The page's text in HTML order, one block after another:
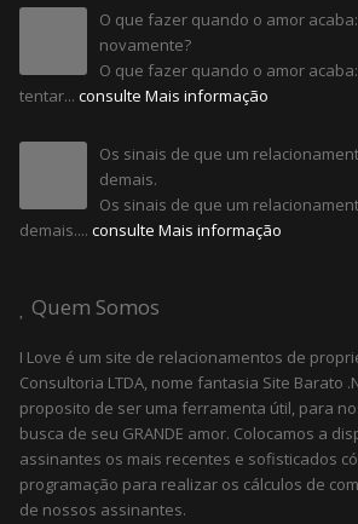
O que fazer quando o amor
novamente?
O que fazer quando o amor
tentar... consulte Mais informação
Os sinais de que um
demais.
Os sinais de que um
demais.... consulte Mais informação
Quem Somos
I Love é um site de relacionamentos de
Consultoria LTDA, nome fantasia Site Barato
proposito de ser uma ferramenta útil, para
busca de seu GRANDE amor. Colocamos a
assinantes os mais recentes e sofisticados
programação para realizar os cálculos de
de nossos assinantes.